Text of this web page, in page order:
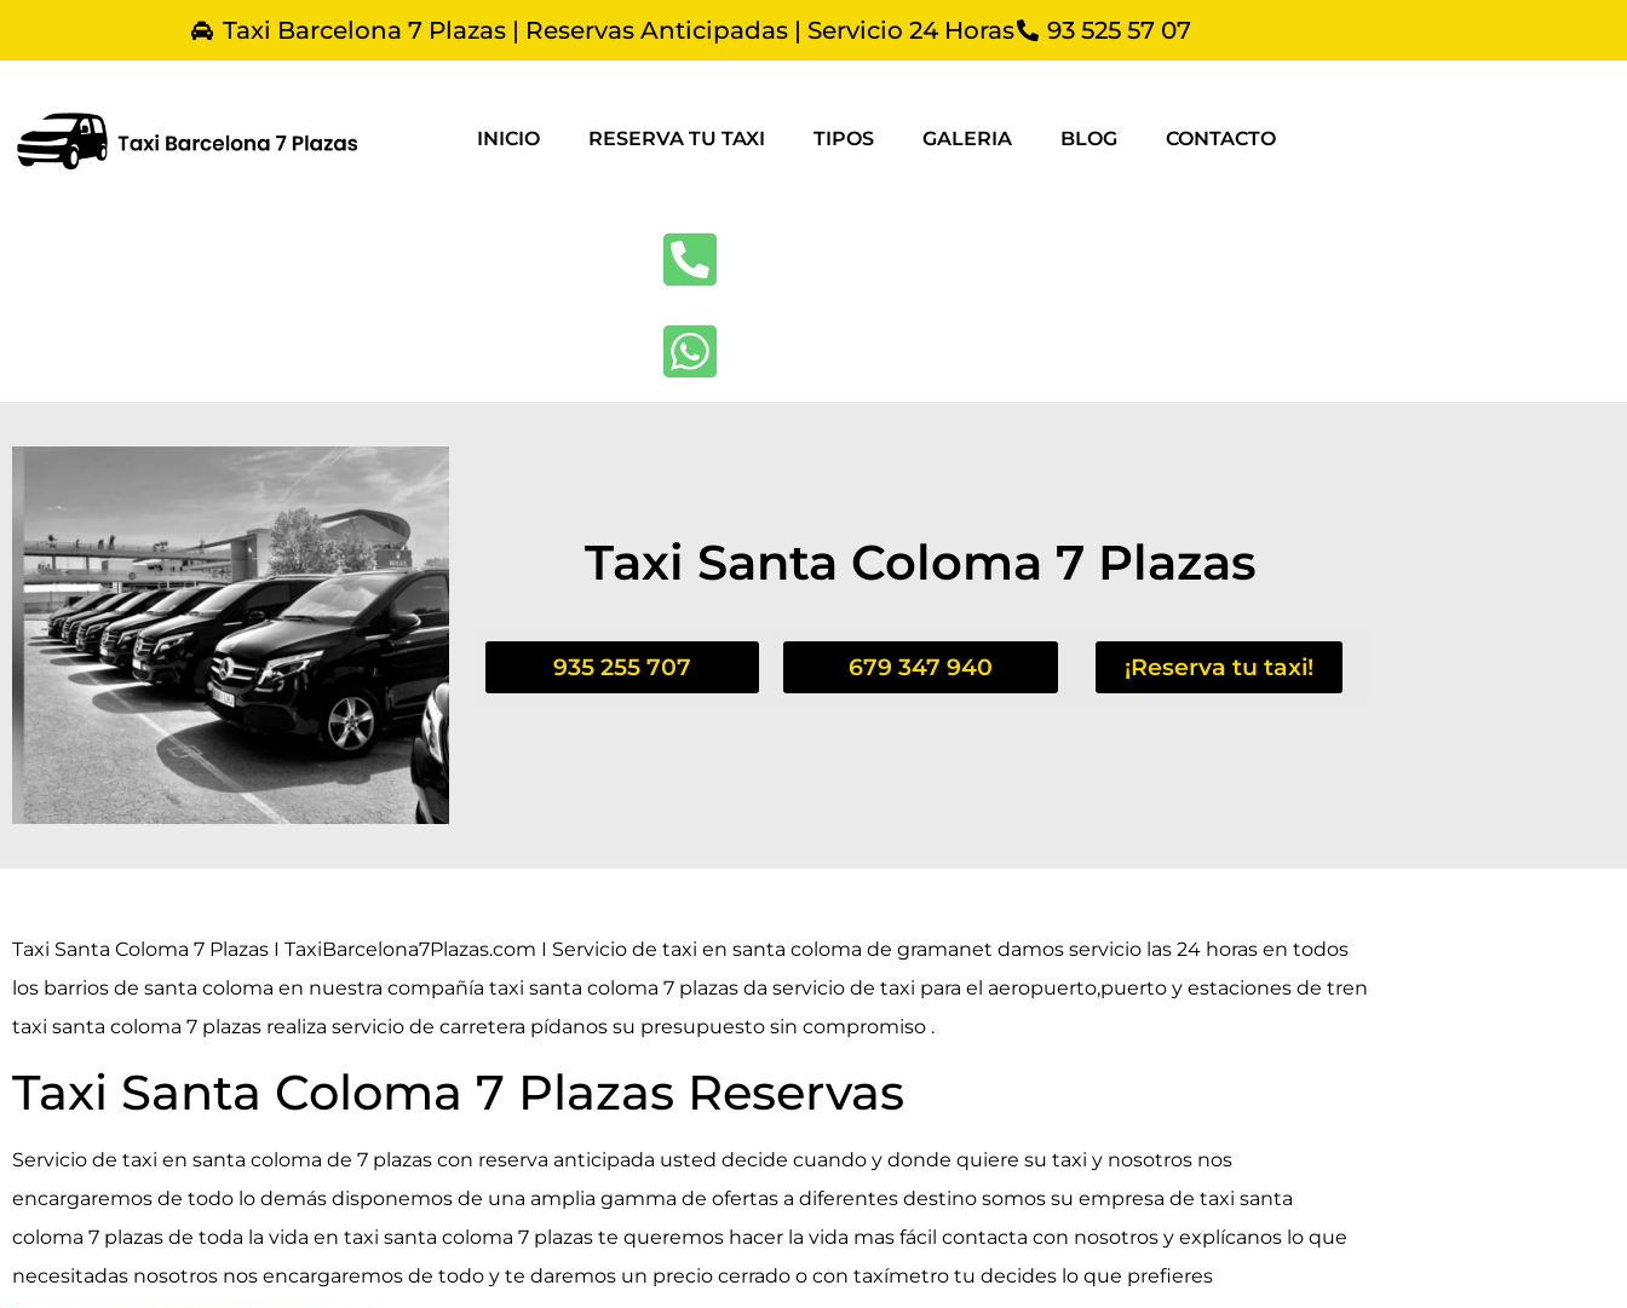
Taxi Barcelona 7 Plazas | Reservas Anticipadas | Servicio 24 Horas 93 525 57 07
INICIO RESERVA TU TAXI TIPOS GALERIA BLOG CONTACTO
Taxi Santa Coloma 7 Plazas
935 255 707 679 347 940 ¡Reserva tu taxi!
Taxi Santa Coloma 7 Plazas I TaxiBarcelona7Plazas.com I Servicio de taxi en santa coloma de gramanet damos servicio las 24 horas en todos
los barrios de santa coloma en nuestra compañía taxi santa coloma 7 plazas da servicio de taxi para el aeropuerto,puerto y estaciones de tren
taxi santa coloma 7 plazas realiza servicio de carretera pídanos su presupuesto sin compromiso .
Taxi Santa Coloma 7 Plazas Reservas
Servicio de taxi en santa coloma de 7 plazas con reserva anticipada usted decide cuando y donde quiere su taxi y nosotros nos
encargaremos de todo lo demás disponemos de una amplia gamma de ofertas a diferentes destino somos su empresa de taxi santa
coloma 7 plazas de toda la vida en taxi santa coloma 7 plazas te queremos hacer la vida mas fácil contacta con nosotros y explícanos lo que
necesitadas nosotros nos encargaremos de todo y te daremos un precio cerrado o con taxímetro tu decides lo que prefieres